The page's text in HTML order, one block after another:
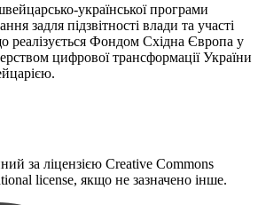
української програми
задля підзвітності влади та участі
реалізується Фондом Східна Європа у
цифрової трансформації України
за ліцензією Creative Commons
license, якщо не зазначено інше.